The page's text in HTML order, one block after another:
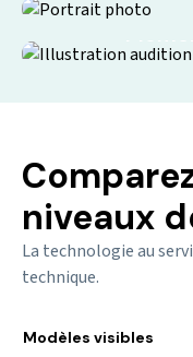
niveaux
La technologie au
technique.
Modèles visibles